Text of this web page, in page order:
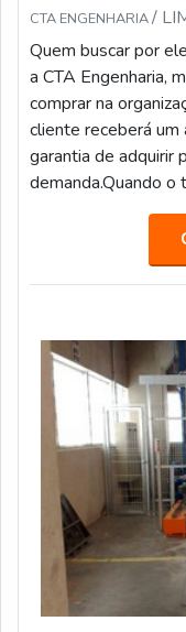
CTA ENGENHARIA/
Quem buscar por
a CTA Engenharia,
comprar na
cliente receberá
garantia de adquirir
demanda.Quando o
com a CTA
e
ELEVADOR IN...